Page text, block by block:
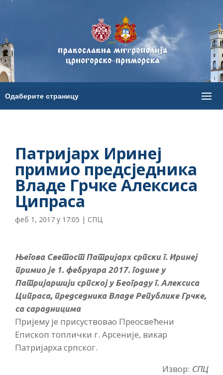
Патријарх Иринеј
примио предсједника
Владе Грчке Алексиса
Ципраса
феб 1, 2017 у 17:05 | СПЦ
Његова Светост Патријарх српски г. Иринеј
примио је 1. фебруара 2017. године у
Патријаршији српској у Београду г. Алексиса
Ципраса, председника Владе Републике Грчке,
са сарадницима
Пријему је присуствовао Преосвећени
Епископ топлички г. Арсеније, викар
Патријарха српског.
Извор: СПЦ